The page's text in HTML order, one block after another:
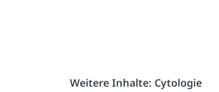
Weitere Inhalte: Cytologie